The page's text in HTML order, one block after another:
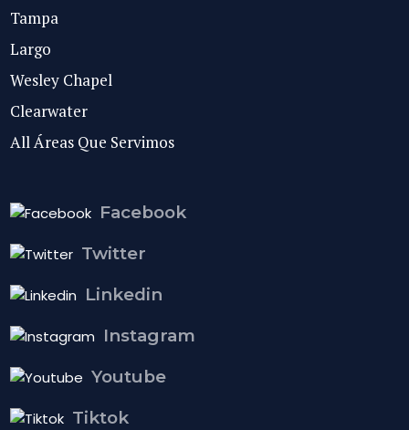
Tampa
Largo
Wesley Chapel
Clearwater
All Áreas Que Servimos
Facebook
Twitter
Linkedin
Instagram
Youtube
Tiktok